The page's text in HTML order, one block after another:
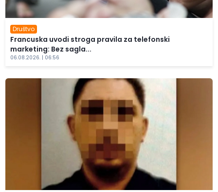
Društvo
Francuska uvodi stroga pravila za telefonski
marketing: Bez sagla...
06.08.2026. | 06:56